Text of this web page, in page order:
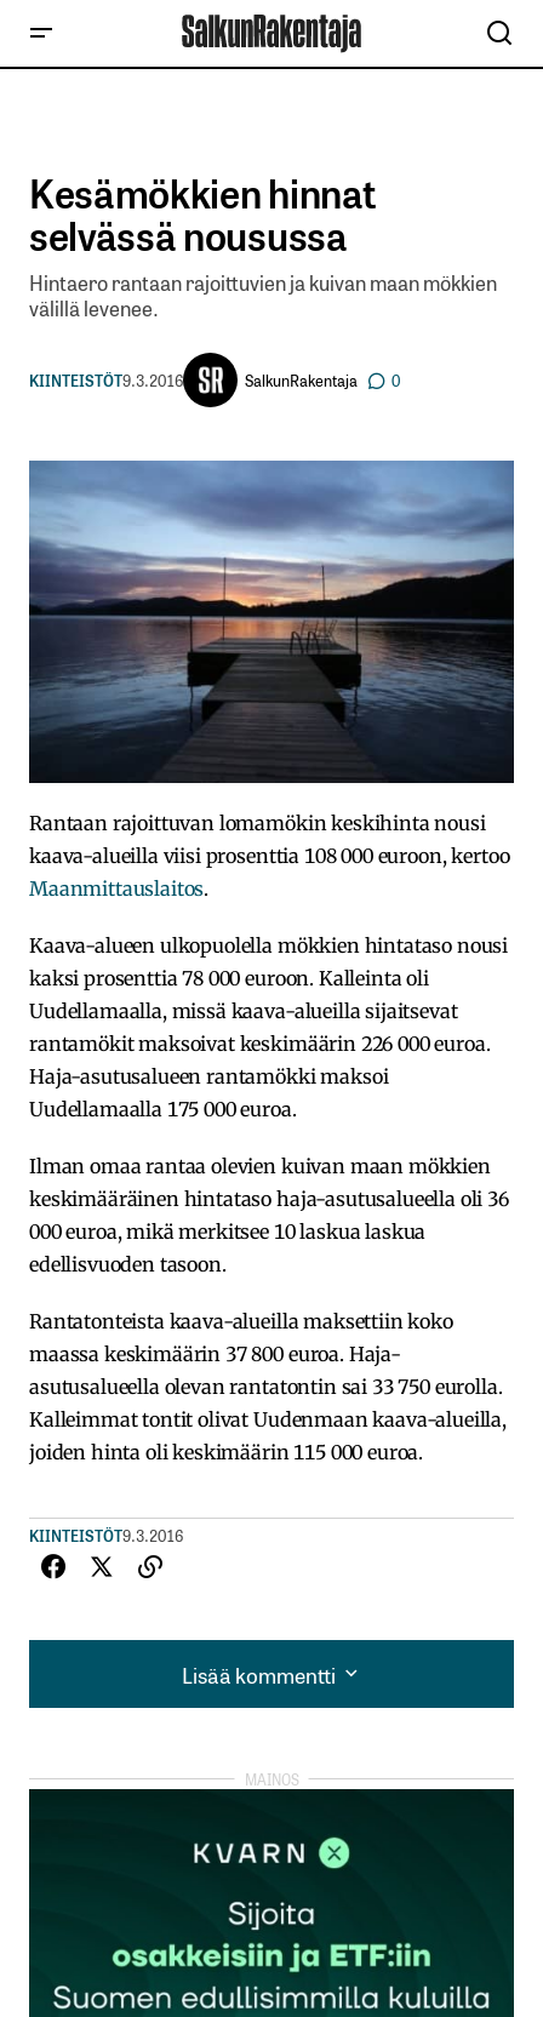
Kesämökkien hinnat
selvässä nousussa
Hintaero rantaan rajoittuvien ja kuivan maan mökkien
välillä levenee.
KIINTEISTÖT9.3.2016 SalkunRakentaja 0
Rantaan rajoittuvan lomamökin keskihinta nousi
kaava-alueilla viisi prosenttia 108 000 euroon, kertoo
Maanmittauslaitos.
Kaava-alueen ulkopuolella mökkien hintataso nousi
kaksi prosenttia 78 000 euroon. Kalleinta oli
Uudellamaalla, missä kaava-alueilla sijaitsevat
rantamökit maksoivat keskimäärin 226 000 euroa.
Haja-asutusalueen rantamökki maksoi
Uudellamaalla 175 000 euroa.
Ilman omaa rantaa olevien kuivan maan mökkien
keskimääräinen hintataso haja-asutusalueella oli 36
000 euroa, mikä merkitsee 10 laskua laskua
edellisvuoden tasoon.
Rantatonteista kaava-alueilla maksettiin koko
maassa keskimäärin 37 800 euroa. Haja-
asutusalueella olevan rantatontin sai 33 750 eurolla.
Kalleimmat tontit olivat Uudenmaan kaava-alueilla,
joiden hinta oli keskimäärin 115 000 euroa.
KIINTEISTÖT9.3.2016
Lisää kommentti
Lisää kommentti
kirjautua
rekisteröityä